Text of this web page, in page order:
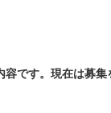
です。現在は募集